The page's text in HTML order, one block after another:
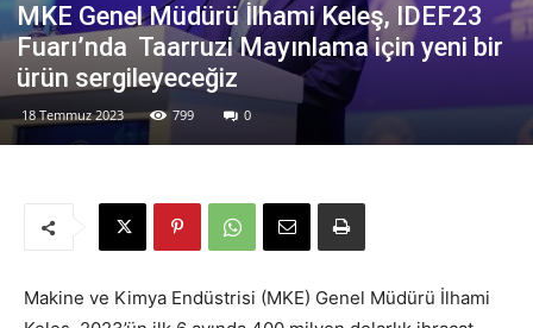
MKE Genel Müdürü İlhami Keleş, IDEF23
Fuarı’nda Taarruzi Mayınlama için yeni bir
ürün sergileyeceğiz
18 Temmuz 2023 799 0
Makine ve Kimya Endüstrisi (MKE) Genel Müdürü İlhami